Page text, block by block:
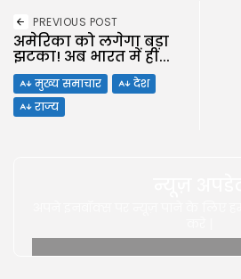
PREVIOUS POST
अमेरिका को लगेगा बड़ा
झटका! अब भारत में ही...
मुख्य समाचार
देश
राज्य